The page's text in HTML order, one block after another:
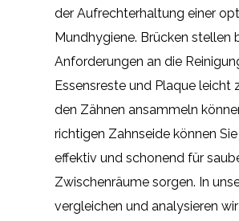
der Aufrechterhaltung einer
Mundhygiene. Brücken stellen
Anforderungen an die
Essensreste und Plaque leicht
den Zähnen ansammeln
richtigen Zahnseide können
effektiv und schonend für
Zwischenräume sorgen. In
vergleichen und analysieren